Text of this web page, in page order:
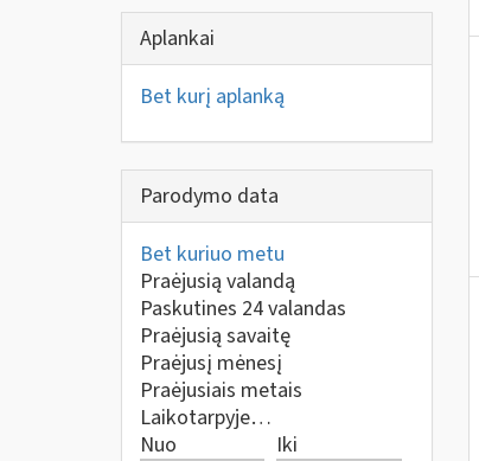
Aplankai
Bet kurį aplanką
Parodymo data
Bet kuriuo metu
Praėjusią valandą
Paskutines 24 valandas
Praėjusią savaitę
Praėjusį mėnesį
Praėjusiais metais
Laikotarpyje…
Nuo
Iki